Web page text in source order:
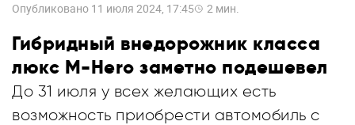
Опубликовано 11 июля 2024, 17:45 2 мин.
Гибридный внедорожник класса
люкс M-Hero заметно подешевел
До 31 июля у всех желающих есть
возможность приобрести автомобиль с